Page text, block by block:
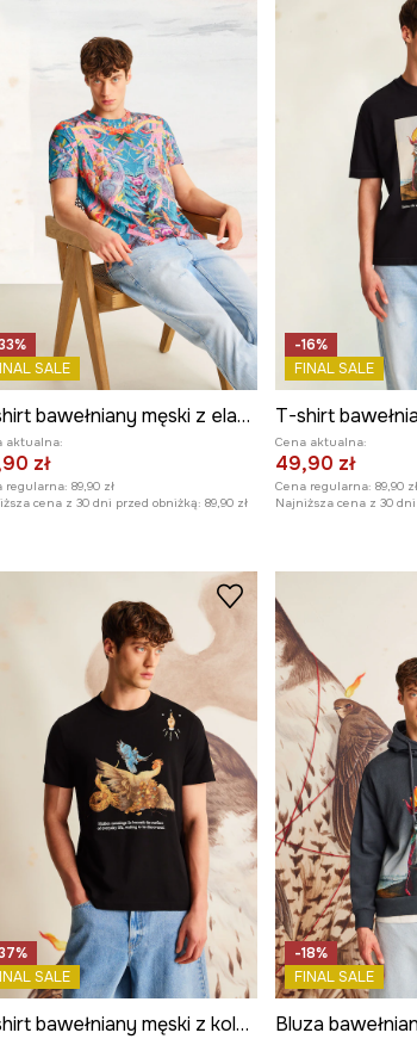
SALE
T-shirt bawełniany męski z elastanem z kolekcji El Gato Chimney x Medicine kolor turkusowy
aktualna:
zł
regularna: 89,90 zł
cena z 30 dni przed obniżką: 89,90 zł
-16%
FINAL SALE
Cena aktualna:
49,90 zł
Cena regularna: 89,90 zł
Najniższa cena z 30
SALE
T-shirt bawełniany męski z kolekcji El Gato Chimney x Medicine kolor czarny
-18%
FINAL SALE